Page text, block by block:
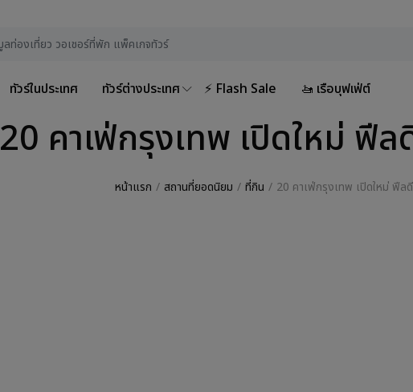
ทัวร์ในประเทศ ทัวร์ต่างประเทศ ⚡ Flash Sale 🚤 เรือบุฟเฟ่ต์
20 คาเฟ่กรุงเทพ เปิดใหม่ ฟี
หน้าแรก สถานที่ยอดนิยม ที่กิน 20 คาเฟ่กรุงเทพ เปิดใหม่ ฟีล